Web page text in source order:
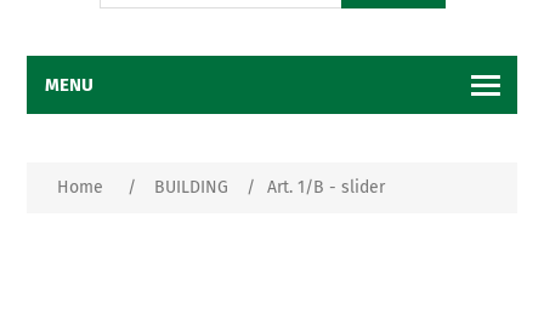
MENU
Home / BUILDING / Art. 1/B - slider